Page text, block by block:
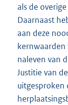
als de
Daarnaast
aan deze
kernwaarden
naleven van
Justitie van
uitgesproken